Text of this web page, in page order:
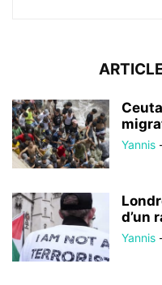
Yannis
d’un
Yannis